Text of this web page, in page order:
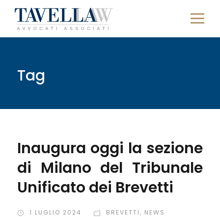
Tag
Inaugura oggi la sezione
di Milano del Tribunale
Unificato dei Brevetti
1 LUGLIO 2024 BREVETTI, NEWS